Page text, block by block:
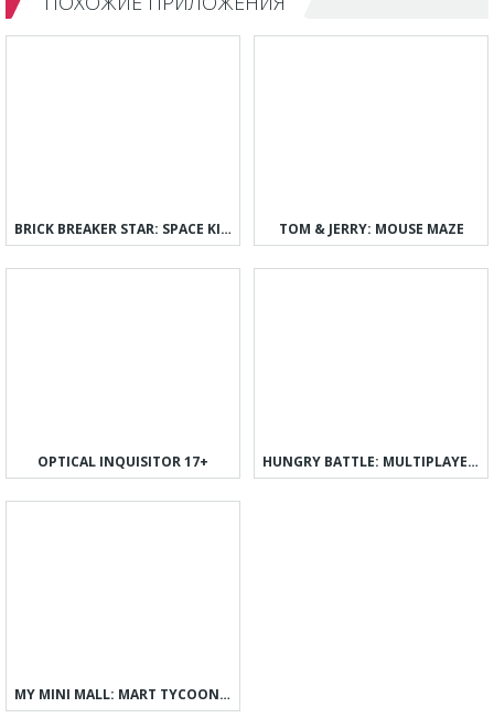
BRICK BREAKER STAR: SPACE KING TOM & JERRY: MOUSE MAZE
OPTICAL INQUISITOR 17+ HUNGRY BATTLE: MULTIPLAYER PVP
MY MINI MALL: MART TYCOON GAME